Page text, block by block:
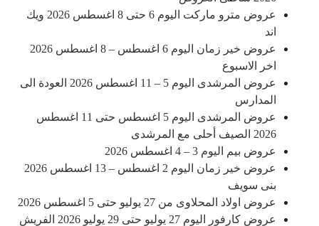
عروض مترو ماركت اليوم 6 حتى 8 اغسطس 2026 ويك
اند
عروض خير زمان اليوم 6 اغسطس – 8 اغسطس 2026
اخر الاسبوع
عروض المرشدى اليوم 5 – 11 اغسطس 2026 العودة الى
المدارس
عروض المرشدى اليوم 5 اغسطس حتى 11 اغسطس
2026 الصيف أحلى مع المرشدى
عروض بيم اليوم 3 – 4 اغسطس 2026
عروض خير زمان اليوم 2 اغسطس – 13 اغسطس 2026
بنى سويف
عروض اولاد المحلاوى من 27 يوليو حتى 5 اغسطس 2026
عروض كارفور اليوم 27 يوليو حتى 29 يوليو 2026 الفريش